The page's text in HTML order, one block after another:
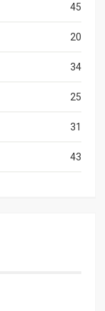
45
20
34
25
31
43